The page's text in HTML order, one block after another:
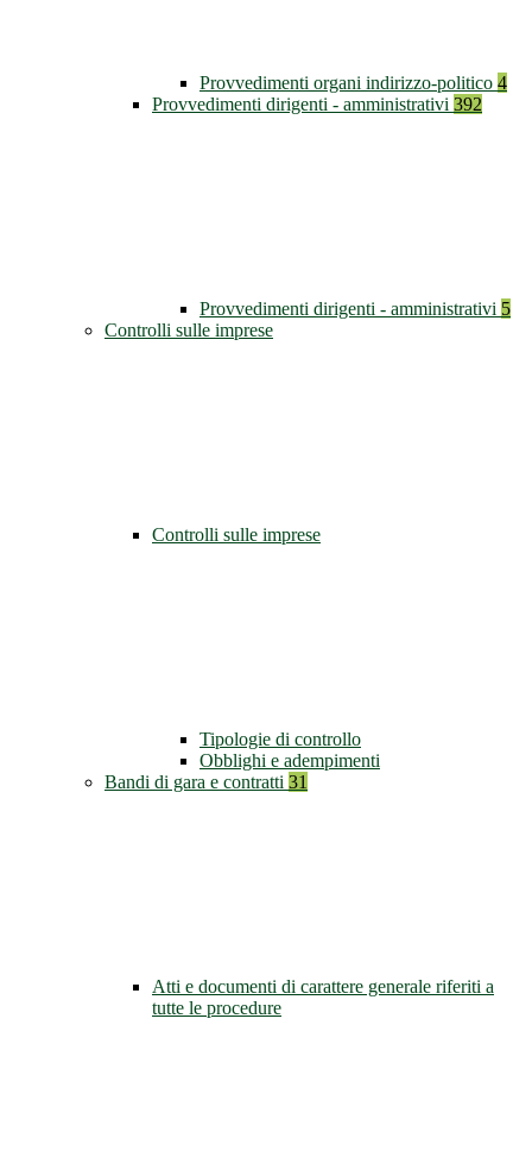
Provvedimenti organi indirizzo-politico 4
Provvedimenti dirigenti - amministrativi 392
Provvedimenti dirigenti - amministrativi 5
Controlli sulle imprese
Controlli sulle imprese
Tipologie di controllo
Obblighi e adempimenti
Bandi di gara e contratti 31
Atti e documenti di carattere generale riferiti a
tutte le procedure